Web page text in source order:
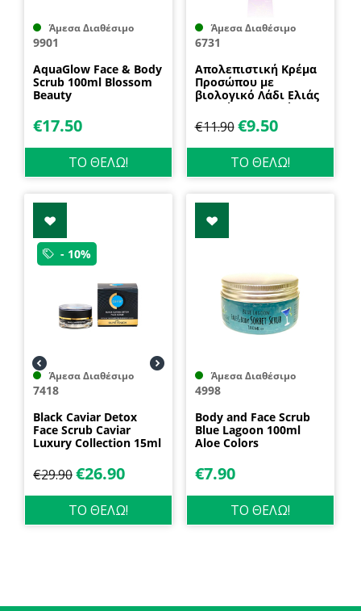
Άμεσα Διαθέσιμο
9901
AquaGlow Face & Body
Scrub 100ml Blossom
Beauty
€17.50
ΤΟ ΘΕΛΩ!
Άμεσα Διαθέσιμο
6731
Aπολεπιστική Κρέμα
Προσώπου με
βιολογικό Λάδι Ελιάς
και κόκκους από
κουκούτσια ελιάς
75ml Olive Touch
Propharm
€11.90 €9.50
ΤΟ ΘΕΛΩ!
- 10%
Άμεσα Διαθέσιμο
7418
Black Caviar Detox
Face Scrub Caviar
Luxury Collection 15ml
€29.90€26.90
ΤΟ ΘΕΛΩ!
Άμεσα Διαθέσιμο
4998
Body and Face Scrub
Blue Lagoon 100ml
Aloe Colors
€7.90
ΤΟ ΘΕΛΩ!